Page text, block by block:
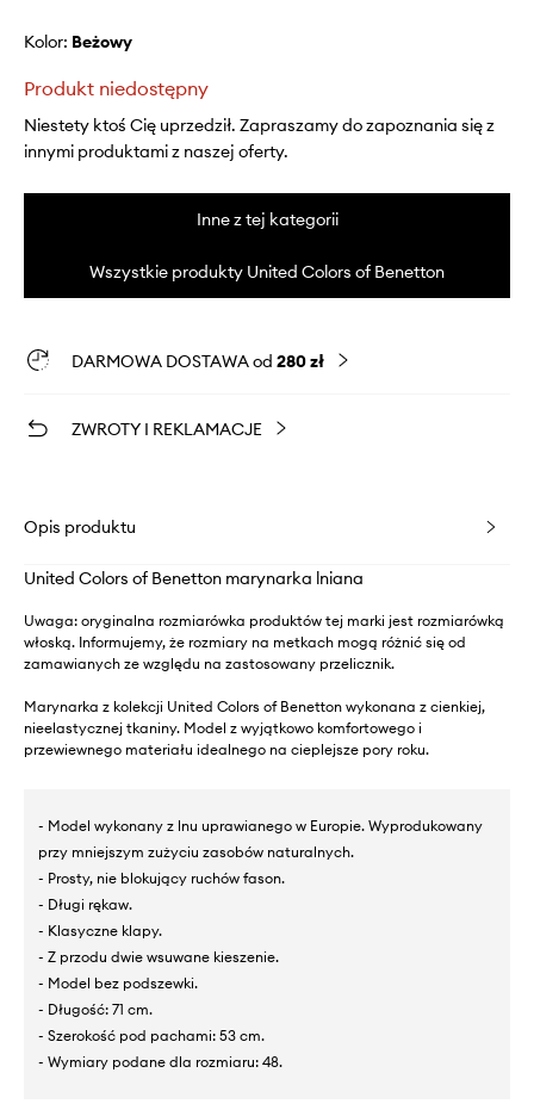
Kolor: beżowy
Produkt niedostępny
Niestety ktoś Cię uprzedził. Zapraszamy do zapoznania się z
innymi produktami z naszej oferty.
Inne z tej kategorii
Wszystkie produkty United Colors of Benetton
DARMOWA DOSTAWA od 280 zł
ZWROTY I REKLAMACJE
Opis produktu
United Colors of Benetton marynarka lniana
Uwaga: oryginalna rozmiarówka produktów tej marki jest rozmiarówką
włoską. Informujemy, że rozmiary na metkach mogą różnić się od
zamawianych ze względu na zastosowany przelicznik.
Marynarka z kolekcji United Colors of Benetton wykonana z cienkiej,
nieelastycznej tkaniny. Model z wyjątkowo komfortowego i
przewiewnego materiału idealnego na cieplejsze pory roku.
- Model wykonany z lnu uprawianego w Europie. Wyprodukowany
przy mniejszym zużyciu zasobów naturalnych.
- Prosty, nie blokujący ruchów fason.
- Długi rękaw.
- Klasyczne klapy.
- Z przodu dwie wsuwane kieszenie.
- Model bez podszewki.
- Długość: 71 cm.
- Szerokość pod pachami: 53 cm.
- Wymiary podane dla rozmiaru: 48.